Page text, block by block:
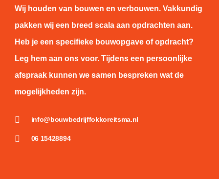
Wij houden van bouwen en verbouwen. Vakkundig
pakken wij een breed scala aan opdrachten aan.
Heb je een specifieke bouwopgave of opdracht?
Leg hem aan ons voor. Tijdens een persoonlijke
afspraak kunnen we samen bespreken wat de
mogelijkheden zijn.
info@bouwbedrijffokkoreitsma.nl
06 15428894